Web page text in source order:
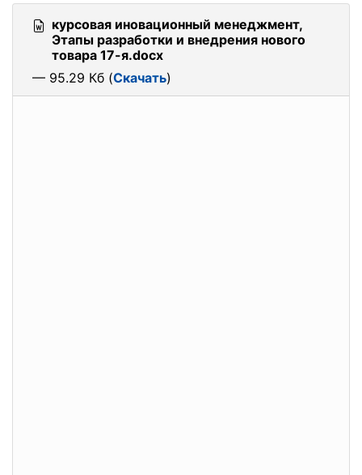
курсовая иновационный менеджмент,
Этапы разработки и внедрения нового
товара 17-я.docx
— 95.29 Кб (Скачать)